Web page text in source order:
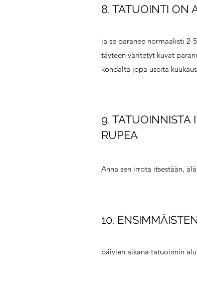
8. TATUOINTI ON
ja se paranee normaalisti
täyteen väritetyt kuvat
kohdalta jopa useita
9. TATUOINNISTA
RUPEA
Anna sen irrota itsestään,
10. ENSIMMÄISTEN
päivien aikana tatuoinnin